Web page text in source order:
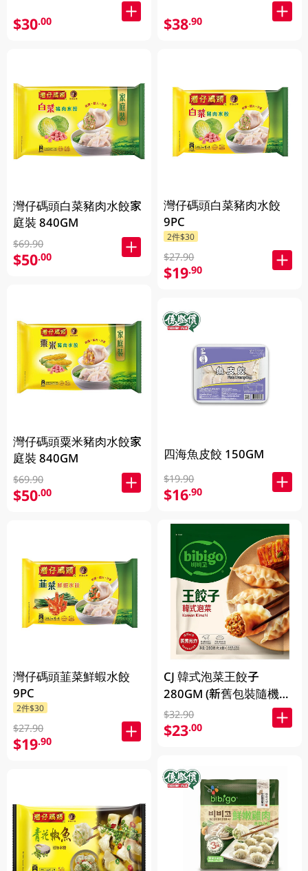
$30.00
灣仔碼頭白菜豬肉水餃家
庭裝 840GM
$69.90
$50.00
灣仔碼頭粟米豬肉水餃家
庭裝 840GM
$69.90
$50.00
灣仔碼頭韮菜鮮蝦水餃
9PC
2件$30
$27.90
$19.90
$38.90
灣仔碼頭白菜豬肉水餃
9PC
2件$30
$27.90
$19.90
四海魚皮餃 150GM
$19.90
$16.90
CJ 韓式泡菜王餃子
280GM (新舊包裝隨機發
貨)
$32.90
$23.00